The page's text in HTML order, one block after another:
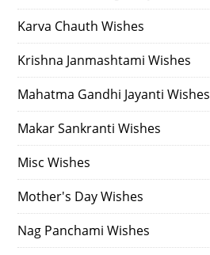
Karva Chauth Wishes
Krishna Janmashtami Wishes
Mahatma Gandhi Jayanti Wishes
Makar Sankranti Wishes
Misc Wishes
Mother's Day Wishes
Nag Panchami Wishes